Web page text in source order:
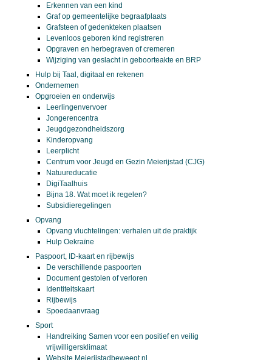
Erkennen van een kind
Graf op gemeentelijke begraafplaats
Grafsteen of gedenkteken plaatsen
Levenloos geboren kind registreren
Opgraven en herbegraven of cremeren
Wijziging van geslacht in geboorteakte en BRP
Hulp bij Taal, digitaal en rekenen
Ondernemen
Opgroeien en onderwijs
Leerlingenvervoer
Jongerencentra
Jeugdgezondheidszorg
Kinderopvang
Leerplicht
Centrum voor Jeugd en Gezin Meierijstad (CJG)
Natuureducatie
DigiTaalhuis
Bijna 18. Wat moet ik regelen?
Subsidieregelingen
Opvang
Opvang vluchtelingen: verhalen uit de praktijk
Hulp Oekraïne
Paspoort, ID-kaart en rijbewijs
De verschillende paspoorten
Document gestolen of verloren
Identiteitskaart
Rijbewijs
Spoedaanvraag
Sport
Handreiking Samen voor een positief en veilig
vrijwilligersklimaat
Website Meierijstadbeweegt.nl